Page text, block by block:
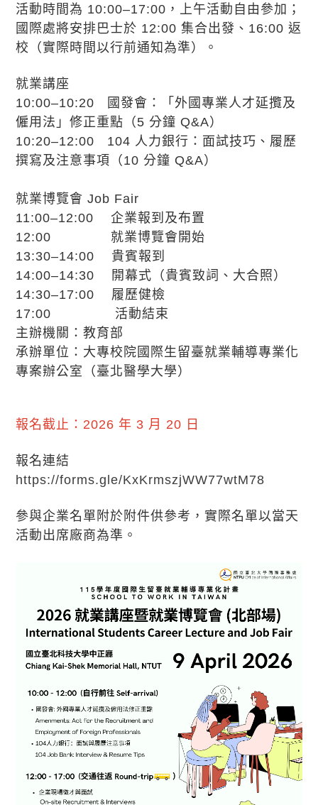
活動時間為 10:00–17:00，上午活動自由參加；
國際處將安排巴士於 12:00 集合出發、16:00 返
校（實際時間以行前通知為準）。
就業講座
10:00–10:20 國發會：「外國專業人才延攬及
僱用法」修正重點（5 分鐘 Q&A）
10:20–12:00 104 人力銀行：面試技巧、履歷
撰寫及注意事項（10 分鐘 Q&A）
就業博覽會 Job Fair
11:00–12:00 企業報到及布置
12:00 就業博覽會開始
13:30–14:00 貴賓報到
14:00–14:30 開幕式（貴賓致詞、大合照）
14:30–17:00 履歷健檢
17:00 活動結束
主辦機關：教育部
承辦單位：大專校院國際生留臺就業輔導專業化
專案辦公室（臺北醫學大學）
報名截止：2026 年 3 月 20 日
報名連結
https://forms.gle/KxKrmszjWW77wtM78
參與企業名單附於附件供參考，實際名單以當天
活動出席廠商為準。